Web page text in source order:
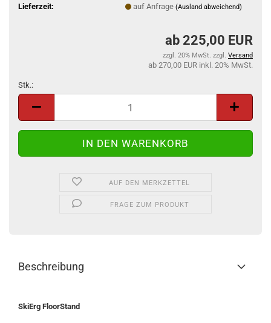
Lieferzeit:
auf Anfrage (Ausland abweichend)
225,00 EUR
zzgl. 20% MwSt. zzgl. Versand
270,00 EUR inkl. 20% MwSt.
Stk.:
Stk.
AUF DEN MERKZETTEL
FRAGE ZUM PRODUKT
Beschreibung
SkiErg FloorStand